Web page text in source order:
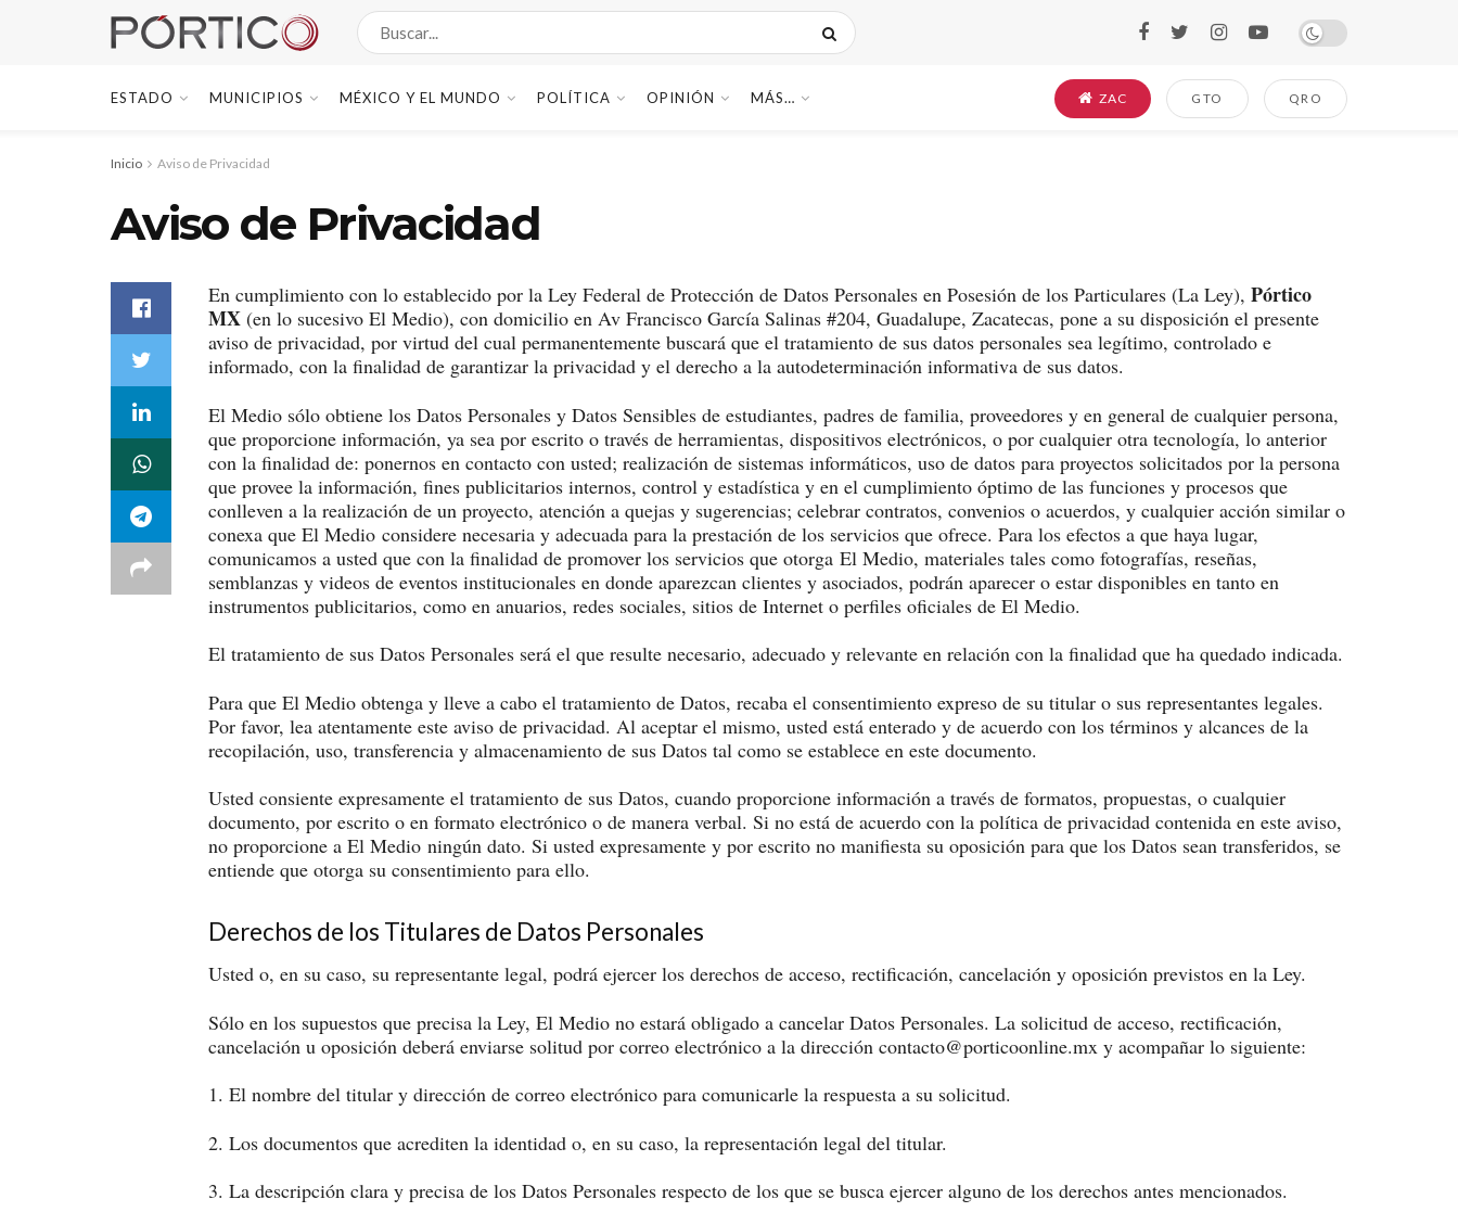
ESTADO MUNICIPIOS MÉXICO Y EL MUNDO POLÍTICA OPINIÓN MÁS… ZAC GTO QRO
Inicio Aviso de Privacidad
Aviso de Privacidad
En cumplimiento con lo establecido por la Ley Federal de Protección de Datos Personales en Posesión de los Particulares (La Ley), Pórtico
MX (en lo sucesivo El Medio), con domicilio en Av Francisco García Salinas #204, Guadalupe, Zacatecas, pone a su disposición el presente
aviso de privacidad, por virtud del cual permanentemente buscará que el tratamiento de sus datos personales sea legítimo, controlado e
informado, con la finalidad de garantizar la privacidad y el derecho a la autodeterminación informativa de sus datos.
El Medio sólo obtiene los Datos Personales y Datos Sensibles de estudiantes, padres de familia, proveedores y en general de cualquier persona,
que proporcione información, ya sea por escrito o través de herramientas, dispositivos electrónicos, o por cualquier otra tecnología, lo anterior
con la finalidad de: ponernos en contacto con usted; realización de sistemas informáticos, uso de datos para proyectos solicitados por la persona
que provee la información, fines publicitarios internos, control y estadística y en el cumplimiento óptimo de las funciones y procesos que
conlleven a la realización de un proyecto, atención a quejas y sugerencias; celebrar contratos, convenios o acuerdos, y cualquier acción similar o
conexa que El Medio considere necesaria y adecuada para la prestación de los servicios que ofrece. Para los efectos a que haya lugar,
comunicamos a usted que con la finalidad de promover los servicios que otorga El Medio, materiales tales como fotografías, reseñas,
semblanzas y videos de eventos institucionales en donde aparezcan clientes y asociados, podrán aparecer o estar disponibles en tanto en
instrumentos publicitarios, como en anuarios, redes sociales, sitios de Internet o perfiles oficiales de El Medio.
El tratamiento de sus Datos Personales será el que resulte necesario, adecuado y relevante en relación con la finalidad que ha quedado indicada.
Para que El Medio obtenga y lleve a cabo el tratamiento de Datos, recaba el consentimiento expreso de su titular o sus representantes legales.
Por favor, lea atentamente este aviso de privacidad. Al aceptar el mismo, usted está enterado y de acuerdo con los términos y alcances de la
recopilación, uso, transferencia y almacenamiento de sus Datos tal como se establece en este documento.
Usted consiente expresamente el tratamiento de sus Datos, cuando proporcione información a través de formatos, propuestas, o cualquier
documento, por escrito o en formato electrónico o de manera verbal. Si no está de acuerdo con la política de privacidad contenida en este aviso,
no proporcione a El Medio ningún dato. Si usted expresamente y por escrito no manifiesta su oposición para que los Datos sean transferidos, se
entiende que otorga su consentimiento para ello.
Derechos de los Titulares de Datos Personales
Usted o, en su caso, su representante legal, podrá ejercer los derechos de acceso, rectificación, cancelación y oposición previstos en la Ley.
Sólo en los supuestos que precisa la Ley, El Medio no estará obligado a cancelar Datos Personales. La solicitud de acceso, rectificación,
cancelación u oposición deberá enviarse solitud por correo electrónico a la dirección contacto@porticoonline.mx y acompañar lo siguiente:
1. El nombre del titular y dirección de correo electrónico para comunicarle la respuesta a su solicitud.
2. Los documentos que acrediten la identidad o, en su caso, la representación legal del titular.
3. La descripción clara y precisa de los Datos Personales respecto de los que se busca ejercer alguno de los derechos antes mencionados.